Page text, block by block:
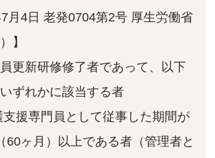
⽉4⽇ ⽼発0704第2号 厚⽣労働省
】
更新研修修了者であって、以下
ずれかに該当する者
援専⾨員として従事した期間が
60ヶ⽉）以上である者（管理者と